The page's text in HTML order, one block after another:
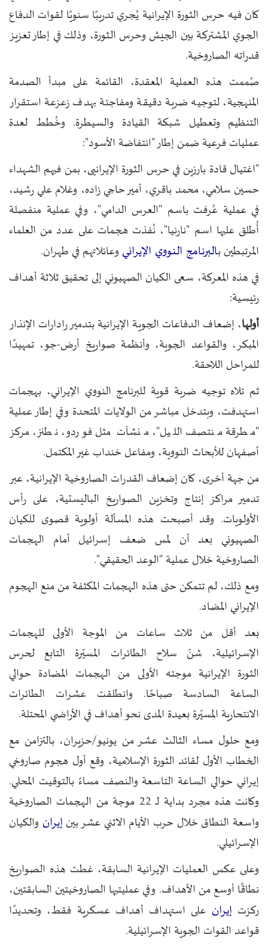
كان فيه حرس الثورة الإيرانية يُجري تدريبًا سنويًا لقوات الدفاع
الجوي المشتركة بين الجيش وحرس الثورة، وذلك في إطار تعزيز
قدراته الصاروخية.
صُممت هذه العملية المعقدة، القائمة على مبدأ الصدمة
المنهجية، لتوجيه ضربة دقيقة ومفاجئة بهدف زعزعة استقرار
التنظيم وتعطيل شبكة القيادة والسيطرة. وخُطط لعدة
عمليات فرعية ضمن إطار "انتفاضة الأسود":
"اغتيال قادة بارزين في حرس الثورة الإيرانيى، بمن فيهم الشهداء
حسين سلامي، محمد باقري، أمير حاجي زاده، وغلام علي رشيد،
في عملية عُرفت باسم "العرس الدامي"، وفي عملية منفصلة
أُطلق عليها اسم "نارنيا"، نُفذت هجمات على عدد من العلماء
المرتبطين بالبرنامج النووي الإيراني وعائلاتهم في طهران.
في هذه المعركة، سعى الكيان الصهيوني إلى تحقيق ثلاثة أهداف
رئيسية:
أولها، إضعاف الدفاعات الجوية الإيرانية بتدمير رادارات الإنذار
المبكر، والقواعد الجوية، وأنظمة صواريخ أرض-جو، تمهيدًا
للمراحل اللاحقة.
ثم تلاه توجيه ضربة قوية للبرنامج النووي الإيراني، بهجمات
استهدفت، وبتدخل مباشر من الولايات المتحدة وفي إطار عملية
"مطرقة منتصف الليل"، منشآت مثل فوردو، نطنز، مركز
أصفهان للأبحاث النووية، ومفاعل خنداب غير المكتمل.
من جهة أخرى، كان إضعاف القدرات الصاروخية الإيرانية، عبر
تدمير مراكز إنتاج وتخزين الصواريخ الباليستية، على رأس
الأولويات. وقد أصبحت هذه المسألة أولوية قصوى للكيان
الصهيوني بعد أن لمس ضعف إسرائيل أمام الهجمات
الصاروخية خلال عملية "الوعد الحقيقي".
ومع ذلك، لم تتمكن حتى هذه الهجمات المكثفة من منع الهجوم
الإيراني المضاد.
بعد أقل من ثلاث ساعات من الموجة الأولى للهجمات
الإسرائيلية، شنّ سلاح الطائرات المسيّرة التابع لحرس
الثورة الإيرانية موجته الأولى من الهجمات المضادة حوالي
الساعة السادسة صباحًا. وانطلقت عشرات الطائرات
الانتحارية المسيّرة بعيدة المدى نحو أهداف في الأراضي المحتلة.
ومع حلول مساء الثالث عشر من يونيو/حزيران، بالتزامن مع
الخطاب الأول لقائد الثورة الإسلامية، وقع أول هجوم صاروخي
إيراني حوالي الساعة التاسعة والنصف مساءً بالتوقيت المحلي.
وكانت هذه مجرد بداية لـ 22 موجة من الهجمات الصاروخية
واسعة النطاق خلال حرب الأيام الاثني عشر بين إيران والكيان
الإسرائيلي.
وعلى عكس العمليات الإيرانية السابقة، غطت هذه الصواريخ
نطاقًا أوسع من الأهداف. وفي عمليتيها الصاروخيتين السابقتين،
ركزت إيران على استهداف أهداف عسكرية فقط، وتحديدًا
قواعد القوات الجوية الإسرائيلية.